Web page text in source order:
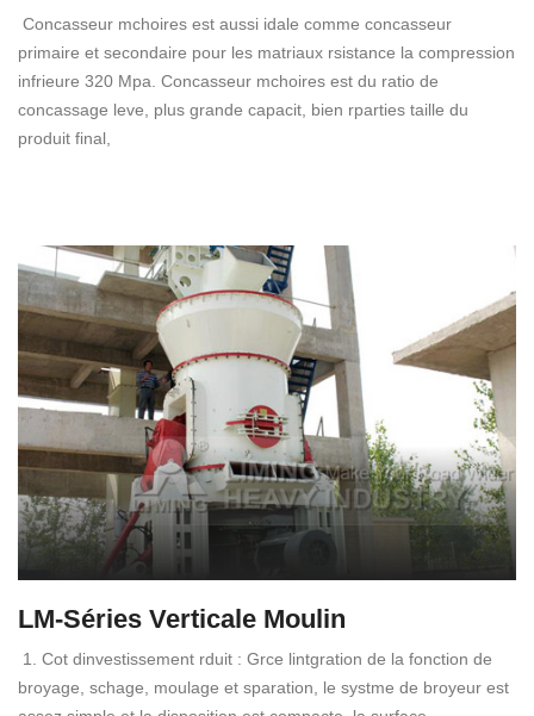
Concasseur mchoires est aussi idale comme concasseur
primaire et secondaire pour les matriaux rsistance la compression
infrieure 320 Mpa. Concasseur mchoires est du ratio de
concassage leve, plus grande capacit, bien rparties taille du
produit final,
LM-Séries Verticale Moulin
1. Cot dinvestissement rduit : Grce lintgration de la fonction de
broyage, schage, moulage et sparation, le systme de broyeur est